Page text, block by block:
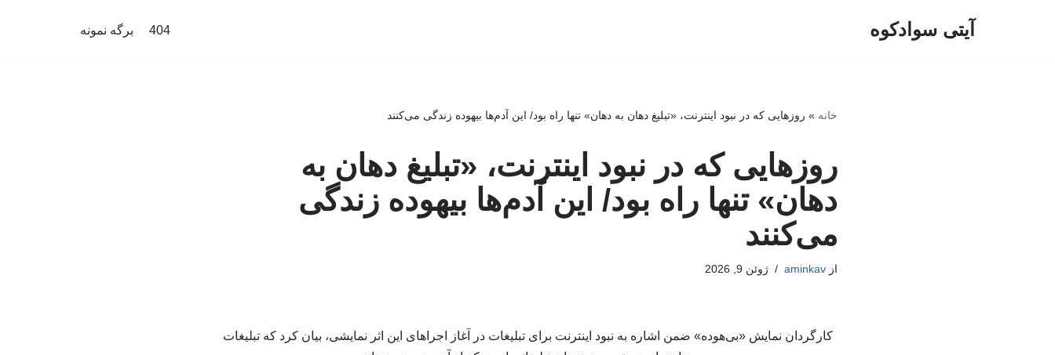
آیتی سوادکوه 404 برگه نمونه
خانه » روزهایی که در نبود اینترنت، «تبلیغ دهان به دهان» تنها راه بود/ این آدم‌ها بیهوده زندگی می‌کنند
روزهایی که در نبود اینترنت، «تبلیغ دهان به
دهان» تنها راه بود/ این آدم‌ها بیهوده زندگی
می‌کنند
ازaminkav ژوئن 9, 2026
کارگردان نمایش «بی‌هوده» ضمن اشاره به نبود اینترنت برای تبلیغات در آغاز اجراهای این اثر نمایشی، بیان کرد که تبلیغات